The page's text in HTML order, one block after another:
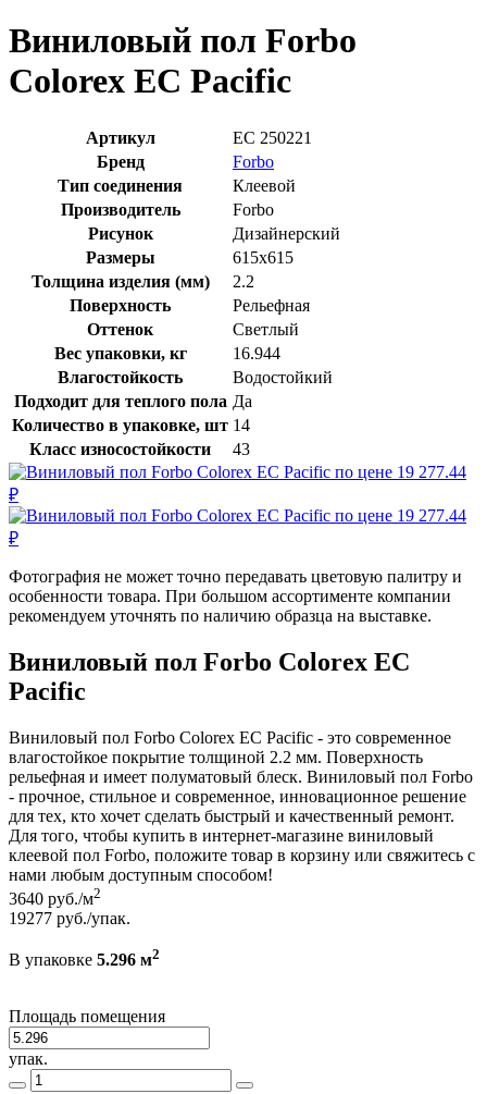
Виниловый пол Forbo
Colorex EC Pacific
Артикул
EC 250221
Бренд
Forbo
Тип соединения
Клеевой
Производитель
Forbo
Рисунок
Дизайнерский
Размеры
615x615
Толщина изделия (мм)
2.2
Поверхность
Рельефная
Оттенок
Светлый
Вес упаковки, кг
16.944
Влагостойкость
Водостойкий
Подходит для теплого пола Да
Количество в упаковке, шт 14
Класс износостойкости
43
Фотография не может точно передавать цветовую палитру и
особенности товара. При большом ассортименте компании
рекомендуем уточнять по наличию образца на выставке.
Виниловый пол Forbo Colorex EC
Pacific
Виниловый пол Forbo Colorex EC Pacific - это современное
влагостойкое покрытие толщиной 2.2 мм. Поверхность
рельефная и имеет полуматовый блеск. Виниловый пол Forbo
- прочное, стильное и современное, инновационное решение
для тех, кто хочет сделать быстрый и качественный ремонт.
Для того, чтобы купить в интернет-магазине виниловый
клеевой пол Forbo, положите товар в корзину или свяжитесь с
нами любым доступным способом!
3640 руб./м2
19277 руб./упак.
В упаковке 5.296 м2
Площадь помещения
упак.